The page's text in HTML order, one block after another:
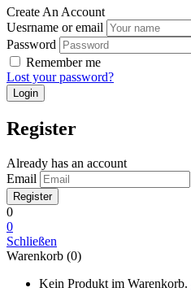
Create An Account
Uesrname or email
Password
Remember me
Lost your password?
Register
Already has an account
Email
0
0
Schließen
Warenkorb (0)
Kein Produkt im Warenkorb.